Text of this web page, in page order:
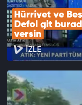
Hürriyet ve
Defol git
versin
İZLE